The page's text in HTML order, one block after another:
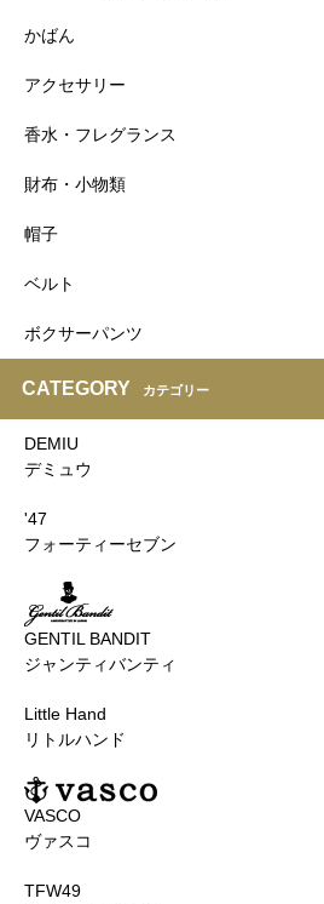
かばん
アクセサリー
香水・フレグランス
財布・小物類
帽子
ベルト
ボクサーパンツ
CATEGORY カテゴリー
DEMIU
デミュウ
'47
フォーティーセブン
GENTIL BANDIT
ジャンティバンティ
Little Hand
リトルハンド
VASCO
ヴァスコ
TFW49